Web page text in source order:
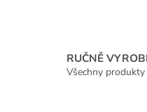
RUČNĚ
Všechny